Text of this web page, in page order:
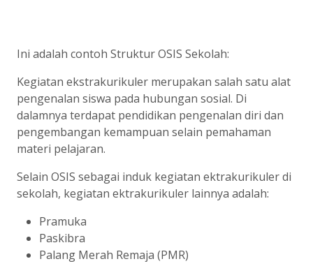
Ini adalah contoh Struktur OSIS Sekolah:
Kegiatan ekstrakurikuler merupakan salah satu alat
pengenalan siswa pada hubungan sosial. Di
dalamnya terdapat pendidikan pengenalan diri dan
pengembangan kemampuan selain pemahaman
materi pelajaran.
Selain OSIS sebagai induk kegiatan ektrakurikuler di
sekolah, kegiatan ektrakurikuler lainnya adalah:
Pramuka
Paskibra
Palang Merah Remaja (PMR)